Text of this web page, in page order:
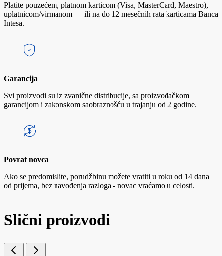
Platite pouzećem, platnom karticom (Visa, MasterCard, Maestro),
uplatnicom/virmanom — ili na do 12 mesečnih rata karticama Banca
Intesa.
Garancija
Svi proizvodi su iz zvanične distribucije, sa proizvođačkom
garancijom i zakonskom saobraznošću u trajanju od 2 godine.
Povrat novca
Ako se predomislite, porudžbinu možete vratiti u roku od 14 dana
od prijema, bez navođenja razloga - novac vraćamo u celosti.
Slični proizvodi